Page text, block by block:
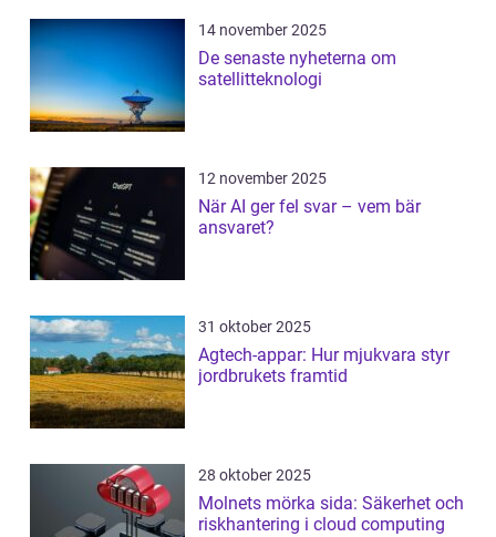
14 november 2025
De senaste nyheterna om
satellitteknologi
12 november 2025
När AI ger fel svar – vem bär
ansvaret?
31 oktober 2025
Agtech-appar: Hur mjukvara styr
jordbrukets framtid
28 oktober 2025
Molnets mörka sida: Säkerhet och
riskhantering i cloud computing